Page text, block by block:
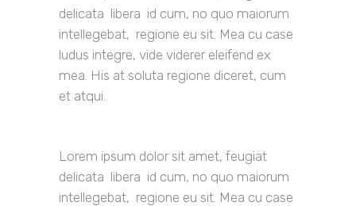
delicata libera id cum, no quo maiorum
intellegebat, regione eu sit. Mea cu case
ludus integre, vide viderer eleifend ex
mea. His at soluta regione diceret, cum
et atqui.
Lorem ipsum dolor sit amet, feugiat
delicata libera id cum, no quo maiorum
intellegebat, regione eu sit. Mea cu case